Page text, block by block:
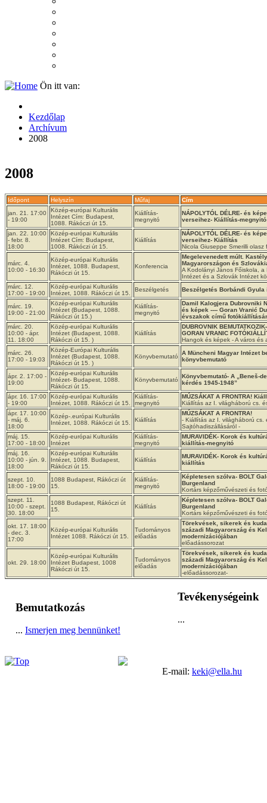
Ön itt van:
Kezdőlap
Archívum
2008
2008
Időpont Helyszín Műfaj
Cím
jan. 21. 17:00
- 19:00
Közép-európai Kulturális
Intézet Cím: Budapest,
1088. Rákóczi út 15.
Kiállítás-
megnyitó
NÁPOLYTÓL DÉLRE- és
verseihez- Kiállítás-megnyitó
jan. 22. 10:00
- febr. 8.
18:00
Közép-európai Kulturális
Intézet Cím: Budapest,
1008. Rákóczi út 15.
Kiállítás
NÁPOLYTÓL DÉLRE- és
verseihez- Kiállítás
Nicola Giuseppe Smerilli olasz
márc. 4.
10:00 - 16:30
Közép-európai Kulturális
Intézet, 1088. Budapest,
Rákóczi út 15.
Konferencia
Megelevenedett múlt.
Magyarországon és
A Kodolányi János Főiskola,
Intézet és a Szlovák Intézet
márc. 12.
17:00 - 19:00
Közép-európai Kulturális
Intézet, 1088. Rákóczi út 15.
Beszélgetés Beszélgetés Borbándi
márc. 19.
19:00 - 21:00
Közép-európai Kulturális
Intézet (Budapest, 1088.
Rákóczi út 15.)
Kiállítás-
megnyitó
Damil Kalogjera Dubrovniki
és képek ---- Goran Vranić
évszakok című
márc. 20.
10:00 - ápr.
11. 18:00
Közép-európai Kulturális
Intézet (Budapest, 1088.
Rákóczi út 15. )
Kiállítás
DUBROVNIK
GORAN VRANIC
Hangok és képek - A város és
márc. 26.
17:00 - 19:03
Közép-Európai Kulturális
Intézet (Budapest, 1088.
Rákóczi út 15. )
Könyvbemutató
A Müncheni Magyar Intézet
könyvbemutató
ápr. 2. 17:00 -
19:00
Közép-európai Kulturális
Intézet- Budapest, 1088.
Rákóczi út 15.
Könyvbemutató
Könyvbemutató- A „Beneš-
kérdés 1945-1948”
ápr. 16. 17:00
- 19:00
Közép-európai Kulturális
Intézet, 1088. Rákóczi út 15.
Kiállítás-
megnyitó
MÚZSÁKAT A FRONTRA!
Kiállítás az I. világháború cs.
ápr. 17. 10:00
- máj. 6.
18:00
Közép-.európai Kulturális
Intézet, 1088. Rákóczi út 15.
Kiállítás
MÚZSÁKAT A FRONTRA!
- Kiállítás az I. világháború cs.
Sajtóhadiszállásáról -
máj. 15.
17:00 - 18:00
Közép-európai Kulturális
Intézet
Kiállítás-
megnyitó
MURAVIDÉK- Korok és
kiállítás-megnyitó
máj. 16.
10:00 - jún. 9.
18:00
Közép-európai Kulturális
Intézet, 1088. Budapest,
Rákóczi út 15.
Kiállítás
MURAVIDÉK- Korok és
kiállítás
szept. 10.
18:00 - 19:00
1088 Budapest, Rákóczi út
15.
Kiállítás-
megnyitó
Képletesen szólva- BOLT
Burgenland
Kortárs képzőművészeti és
szept. 11.
10:00 - szept.
30. 18:00
1088 Budapest, Rákóczi út
15.
Kiállítás
Képletesen szólva- BOLT
Burgenland
Kortárs képzőművészeti és
okt. 17. 18:00
- dec. 3.
17:00
Közép-európai Kulturális
Intézet 1088. Rákóczi út 15.
Tudományos
előadás
Törekvések, sikerek és
századi Magyarország és
modernizációjában
előadássorozat
okt. 29. 18:00
Közép-európai Kulturális
Intézet Budapest, 1008
Rákóczi út 15.
Tudományos
előadás
Törekvések, sikerek és
századi Magyarország és
modernizációjában
-előadássorozat-
Bemutatkozás
... Ismerjen meg bennünket!
Tevékenységeink
...
E-mail: keki@ella.hu